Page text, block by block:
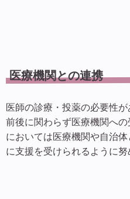
医療機関との連携
医師の診療・投薬の必要性
前後に関わらず医療機関へ
においては医療機関や自治
に支援を受けられるように努